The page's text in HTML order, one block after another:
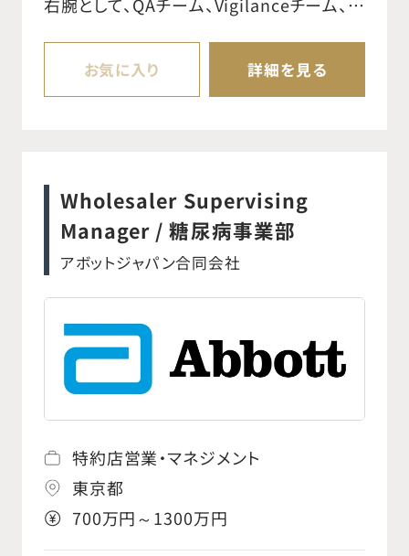
ることを保証する。 ○QC担当者が在庫およ
び患者ニーズに対応できる適切な成果を出
せるよう支援し、必要に応じてQCリソースを
調整する。 ○必要に応じてQC検査員の教
育・再教育を実施する。 ○ノボキュアの顧客
が使用する医療製品の出荷判定をサポート
する。 ○不適合製品を特定し、不適合製品報
告（NCMR/Service call）を開始する。 ○業
務効率を促進するために、NCMRの処置（対
応案）を提案する。 ○文書および記録の正確
性と適切な記録管理（GDP: Good
右腕として、QAチーム、Vigilanceチーム、日
がら、日本市場における製品承認戦略を推
進していただきます。 日本でClass III高度
PMDA/MHLW対応など、規制戦略全般を担
当いただきます。 グローバルRA/R&Dチー
ムや規制当局（PMDA・厚生労働省）と連携
しながら、実践的かつ革新的な薬事戦略を
構築していくポジションです。 【主な業務内
容】 ○コンタクトレンズの薬事申請・承認取
得のリード ○規制当局（PMDA/MHLW）との
折衝・対応 ○非臨床試験の計画・管理およ
び申請データ作成 ○表示・広告などの規制
適合レビュー ○規制動向の把握とグローバ
ル連携・戦略推進
お気に入り 詳細を見る
Wholesaler Supervising
Manager / 糖尿病事業部
アボットジャパン合同会社
特約店営業・マネジメント
東京都
700万円～1300万円